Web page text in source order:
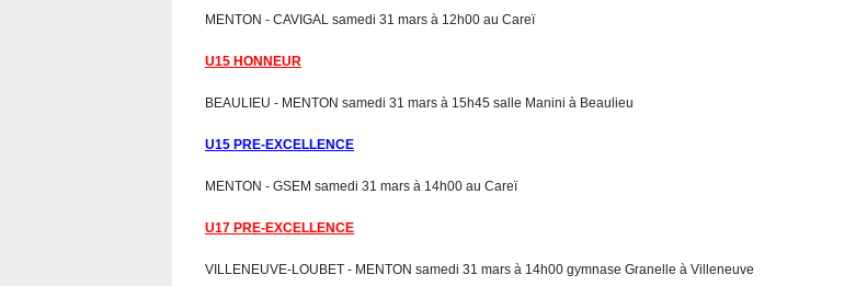
MENTON - CAVIGAL samedi 31 mars à 12h00 au Careï
U15 HONNEUR
BEAULIEU - MENTON samedi 31 mars à 15h45 salle Manini à Beaulieu
U15 PRE-EXCELLENCE
MENTON - GSEM samedi 31 mars à 14h00 au Careï
U17 PRE-EXCELLENCE
VILLENEUVE-LOUBET - MENTON samedi 31 mars à 14h00 gymnase Granelle à Villeneuve